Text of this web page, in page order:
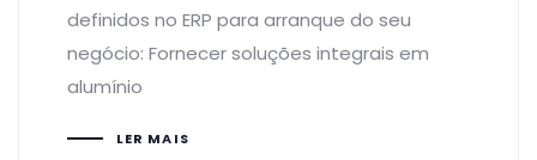
definidos no ERP para arranque do seu
negócio: Fornecer soluções integrais em
alumínio
LER MAIS